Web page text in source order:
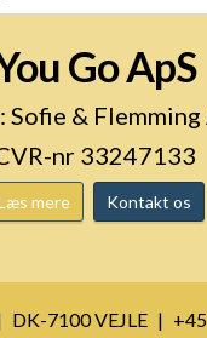
Go ApS
Sofie &
nr 33247133
mere Kontakt os
DK-7100 VEJLE